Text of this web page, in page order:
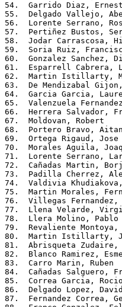
54.  Garrido Diaz,
55.  Delgado Vallejo,
56.  Lorente Serrano,
57.  Pertiñez Bustos,
58.  Jodar
59.  Soria Ruiz,
60.  Gonzalez
61.  Esparrell
62.  Martin Istillarty,
63.  De Mendizabal
64.  Garcia Garcia,
65.  Valenzuela
66.  Herrera Salvador,
67.  Moldovan, Robert
68.  Portero Bravo,
69.  Ortega Rigaud,
70.  Morales Aguila,
71.  Lorente Serrano,
72.  Cañadas Martin,
73.  Padilla Cherrez,
74.  Valdivia
75.  Martin Morales,
76.  Villegas
77.  Llena Velarde,
78.  Llera Molino,
79.  Revaliente
80.  Martin Istillarty,
81.  Abrisqueta
82.  Blanco Ramirez,
83.  Carro Marin,
84.  Cañadas
85.  Correa Garcia,
86.  Delgado Lopez,
87.  Fernandez